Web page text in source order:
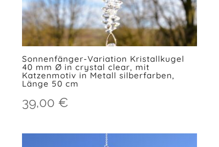
Sonnenfänger-Variation Kristallkugel
40 mm Ø in crystal clear, mit
Katzenmotiv in Metall silberfarben,
Länge 50 cm
39,00 €